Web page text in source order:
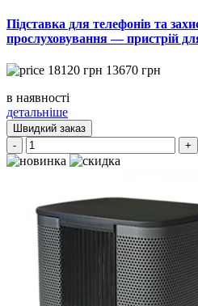
Підставка для телефонів та
прослуховування — пристрій
18120 грн 13670 грн
в наявності
детальніше
Швидкий заказ
-
+